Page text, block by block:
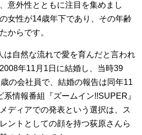
意外性とともに注目を集めまし
女性が14歳年下であり、その年齢
からです。
は自然な流れで愛を育んだと言われ
年11月1日に結婚し、当時39
の会社員で、結婚の報告は同年11
系情報番組『ズームイン!!SUPER』
ディアでの発表という選択は、ス
ントとしての顔を持つ荻原さんら